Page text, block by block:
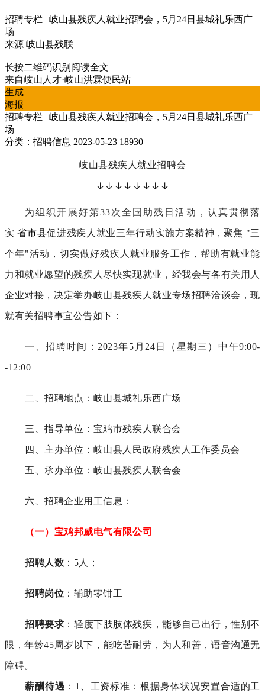
招聘专栏 | 岐山县残疾人就业招聘会，5月24日县城礼乐西广
场
来源 岐山县残联
长按二维码识别阅读全文
来自岐山人才·岐山洪霖便民站
生成
海报
招聘专栏 | 岐山县残疾人就业招聘会，5月24日县城礼乐西广
场
分类：招聘信息 2023-05-23 18930
岐山县残疾人就业招聘会
↓↓↓↓↓↓↓↓
为组织开展好第33次全国助残日活动，认真贯彻落
实 省市县促进残疾人就业三年行动实施方案精神， 聚焦 "三
个年"活动，切实做好残疾人就业服务工作，帮助有就业能
力和就业愿望的残疾人尽快实现就业，经我会与各有关用人
企业对接，决定举办岐山县残疾人就业专场招聘洽谈会，现
就有关招聘事宜公告如下：
一、招聘时间：2023年5月24日（星期三）中午9:00-
-12:00
二、招聘地点：岐山县城礼乐西广场
三、指导单位：宝鸡市残疾人联合会
四、主办单位：岐山县人民政府残疾人工作委员会
五、承办单位：岐山县残疾人联合会
六、招聘企业用工信息：
（一）宝鸡邦威电气有限公司
招聘人数 ：5人；
招聘岗位 ：辅助零钳工
招聘要求 ：轻度下肢肢体残疾，能够自己出行，性别不
限，年龄45周岁以下，能吃苦耐劳，为人和善，语音沟通无
障碍。
薪酬待遇 ：1、工资标准：根据身体状况安置合适的工